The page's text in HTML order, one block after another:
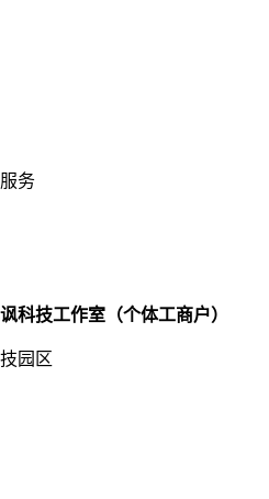
务
科技工作室（个体工商户）
园区